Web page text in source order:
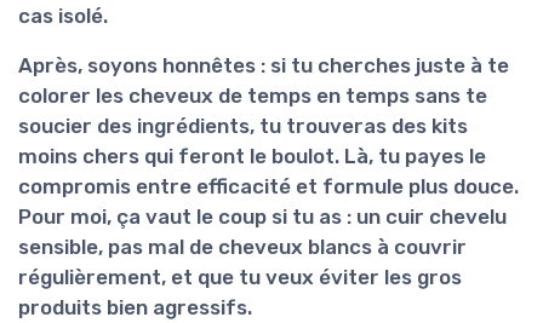
cas isolé.
Après, soyons honnêtes : si tu cherches juste à te
colorer les cheveux de temps en temps sans te
soucier des ingrédients, tu trouveras des kits
moins chers qui feront le boulot. Là, tu payes le
compromis entre efficacité et formule plus douce.
Pour moi, ça vaut le coup si tu as : un cuir chevelu
sensible, pas mal de cheveux blancs à couvrir
régulièrement, et que tu veux éviter les gros
produits bien agressifs.